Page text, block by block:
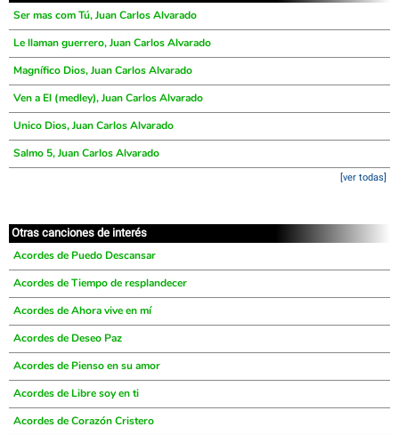
Ser mas com Tú, Juan Carlos Alvarado
Le llaman guerrero, Juan Carlos Alvarado
Magnífico Dios, Juan Carlos Alvarado
Ven a El (medley), Juan Carlos Alvarado
Unico Dios, Juan Carlos Alvarado
Salmo 5, Juan Carlos Alvarado
[ver todas]
Otras canciones de interés
Acordes de Puedo Descansar
Acordes de Tiempo de resplandecer
Acordes de Ahora vive en mí
Acordes de Deseo Paz
Acordes de Pienso en su amor
Acordes de Libre soy en ti
Acordes de Corazón Cristero